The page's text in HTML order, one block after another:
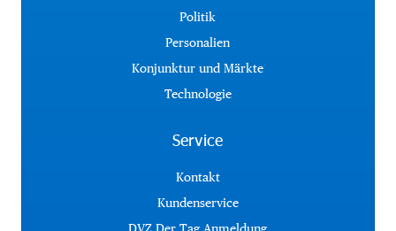
Politik
Personalien
Konjunktur und Märkte
Technologie
Service
Kontakt
Kundenservice